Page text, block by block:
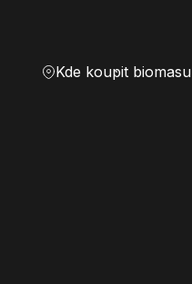
Kde koupit biomasu